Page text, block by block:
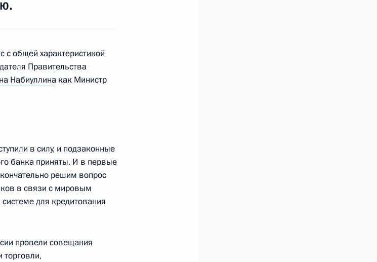
с общей характеристикой
Правительства
Набиуллина как Министр
в силу, и подзаконные
банка приняты. И в первые
решим вопрос
в связи с мировым
для кредитования
провели совещания
торговли,